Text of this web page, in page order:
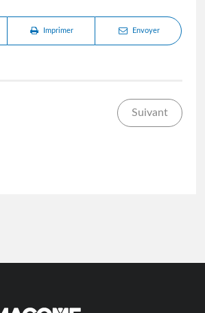
Imprimer Envoyer
Suivant